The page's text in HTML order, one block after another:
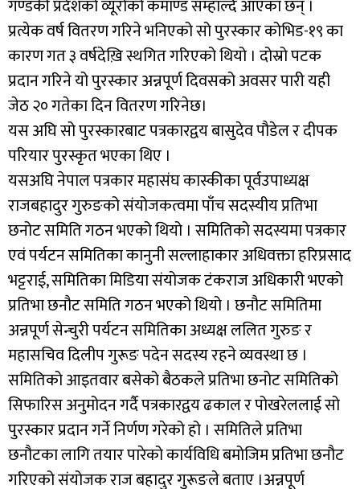
गण्डकी प्रदेशको व्यूरोको कमाण्ड सम्हाल्दै आएका छन् ।
प्रत्येक वर्ष वितरण गरिने भनिएको सो पुरस्कार कोभिड-१९ का
कारण गत ३ वर्षदेख़ि स्थगित गरिएको थियो । दोस्रो पटक
प्रदान गरिने यो पुरस्कार अन्नपूर्ण दिवसको अवसर पारी यही
जेठ २० गतेका दिन वितरण गरिनेछ।
यस अघि सो पुरस्कारबाट पत्रकारद्वय बासुदेव पौडेल र दीपक
परियार पुरस्कृत भएका थिए ।
यसअघि नेपाल पत्रकार महासंघ कास्कीका पूर्वउपाध्यक्ष
राजबहादुर गुरुङको संयोजकत्वमा पाँच सदस्यीय प्रतिभा
छनोट समिति गठन भएको थियो । समितिको सदस्यमा पत्रकार
एवं पर्यटन समितिका कानुनी सल्लाहाकार अधिवक्ता हरिप्रसाद
भट्टराई, समितिका मिडिया संयोजक टंकराज अधिकारी भएको
प्रतिभा छनौट समिति गठन भएको थियो । छनौट समितिमा
अन्नपूर्ण सेन्चुरी पर्यटन समितिका अध्यक्ष ललित गुरुङ र
महासचिव दिलीप गुरूङ पदेन सदस्य रहने व्यवस्था छ ।
समितिको आइतवार बसेको बैठकले प्रतिभा छनोट समितिको
सिफारिस अनुमोदन गर्दै पत्रकारद्वय ढकाल र पोखरेललाई सो
पुरस्कार प्रदान गर्ने निर्णण गरेको हो । समितिले प्रतिभा
छनौटका लागि तयार पारेको कार्यविधि बमोजिम प्रतिभा छनौट
गरिएको संयोजक राज बहादुर गुरूङले बताए ।अन्नपूर्ण